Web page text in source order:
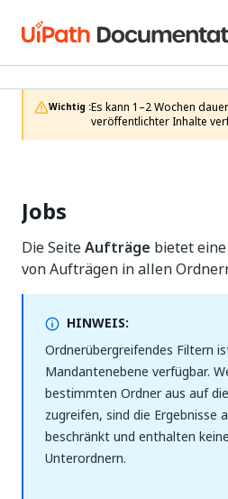
Wichtig :Es kann 1–2 Wochen
veröffentlichter Inhalte
Jobs
Die SeiteAufträge bietet
von Aufträgen in allen
HINWEIS:
Ordnerübergreifendes Filtern
Mandantenebene verfügbar.
bestimmten Ordner aus auf
zugreifen, sind die Ergebnisse
beschränkt und enthalten
Unterordnern.